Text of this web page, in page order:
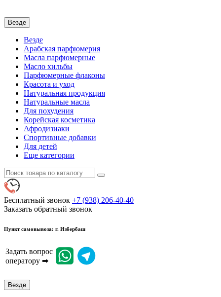
Везде
Везде
Арабская парфюмерия
Масла парфюмерные
Масло хильбы
Парфюмерные флаконы
Красота и уход
Натуральная продукция
Натуральные масла
Для похудения
Корейская косметика
Афродизиаки
Спортивные добавки
Для детей
Еще категории
Бесплатный звонок +7 (938) 206-40-40
Заказать обратный звонок
Пункт самовывоза: г. Избербаш
Задать вопрос
оператору ➡
Везде